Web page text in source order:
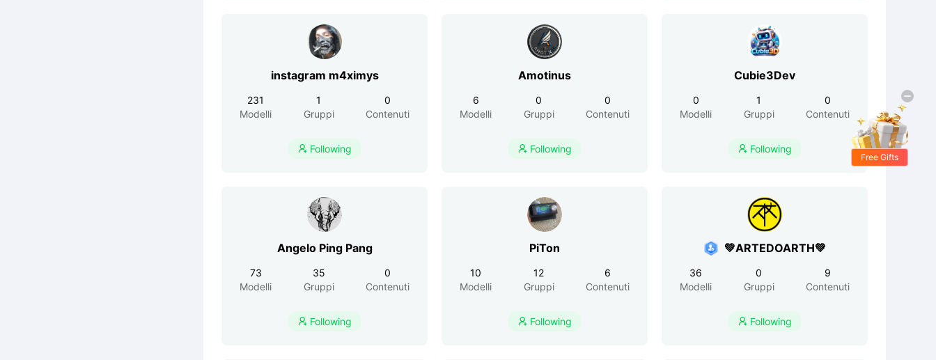
instagram m4ximys
231
Modelli
1
Gruppi
0
Contenuti
 Following
Amotinus
6
Modelli
0
Gruppi
0
Contenuti
 Following
Cubie3Dev
0
Modelli
1
Gruppi
0
Contenuti
 Following
Angelo Ping Pang
73
Modelli
35
Gruppi
0
Contenuti
 Following
PiTon
10
Modelli
12
Gruppi
6
Contenuti
 Following
💚ARTEDOARTH💚
36
Modelli
0
Gruppi
9
Contenuti
 Following
Free Gifts